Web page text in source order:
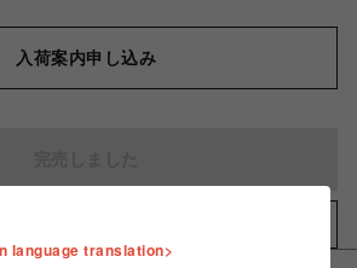
入荷案内申し込み
language translation>